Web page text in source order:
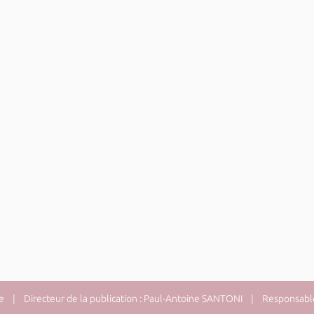
| Directeur de la publication : Paul-Antoine SANTONI |